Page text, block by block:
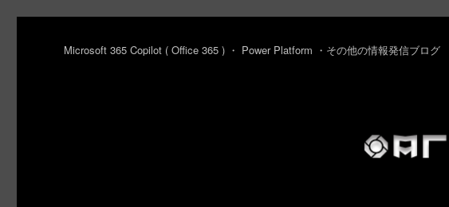
Microsoft 365 Copilot ( Office 365 ) ・ Power Platform ・その他の情報発信ブログ